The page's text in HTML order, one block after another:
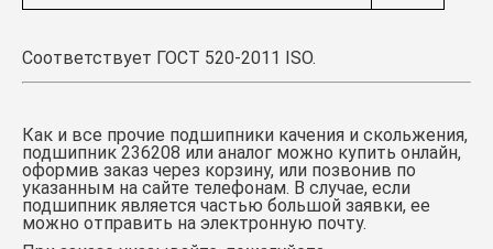
Соответствует ГОСТ 520-2011 ISO.
Как и все прочие подшипники качения и скольжения,
подшипник 236208 или аналог можно купить онлайн,
оформив заказ через корзину, или позвонив по
указанным на сайте телефонам. В случае, если
подшипник является частью большой заявки, ее
можно отправить на электронную почту.